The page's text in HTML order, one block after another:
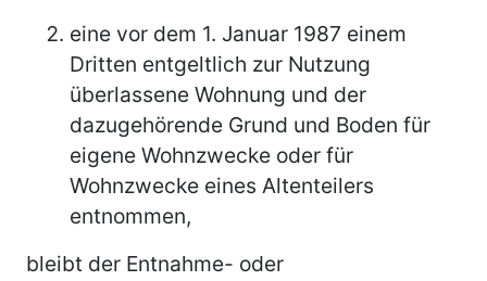
eine vor dem 1. Januar 1987 einem
Dritten entgeltlich zur Nutzung
überlassene Wohnung und der
dazugehörende Grund und Boden für
eigene Wohnzwecke oder für
Wohnzwecke eines Altenteilers
entnommen,
bleibt der Entnahme- oder